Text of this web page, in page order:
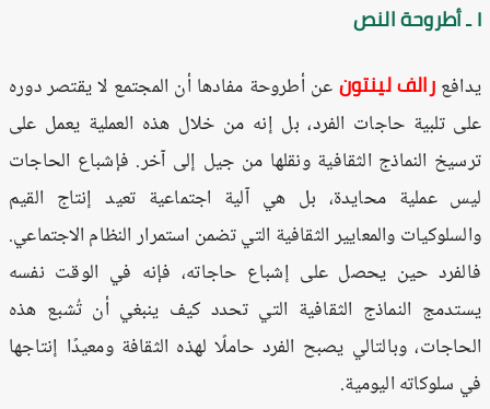
رالف لينتونعن أطروحة مفادها أن المجتمع لا يقتصر دوره
تلبية حاجات الفرد، بل إنه من خلال هذه العملية يعمل على
النماذج الثقافية ونقلها من جيل إلى آخر. فإشباع الحاجات
عملية محايدة، بل هي آلية اجتماعية تعيد إنتاج القيم
والمعايير الثقافية التي تضمن استمرار النظام الاجتماعي.
حين يحصل على إشباع حاجاته، فإنه في الوقت نفسه
النماذج الثقافية التي تحدد كيف ينبغي أن تُشبع هذه
وبالتالي يصبح الفرد حاملًا لهذه الثقافة ومعيدًا إنتاجها
سلوكاته اليومية.